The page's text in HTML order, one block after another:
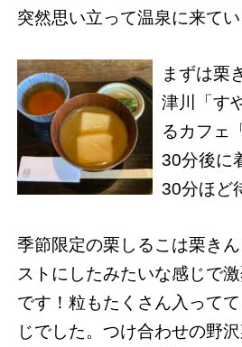
突然思い立って温泉に来てい
まずは栗
津川「す
るカフェ
30分後に
30分ほど
季節限定の栗しるこは栗き
ストにしたみたいな感じで
です！粒もたくさん入って
じでした。つけ合わせの野沢